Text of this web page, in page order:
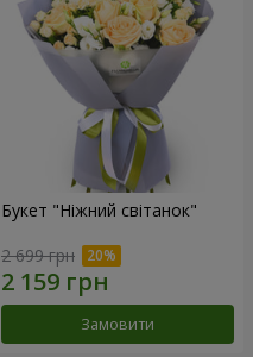
Букет "Ніжний світанок"
2 699 грн
Замовити